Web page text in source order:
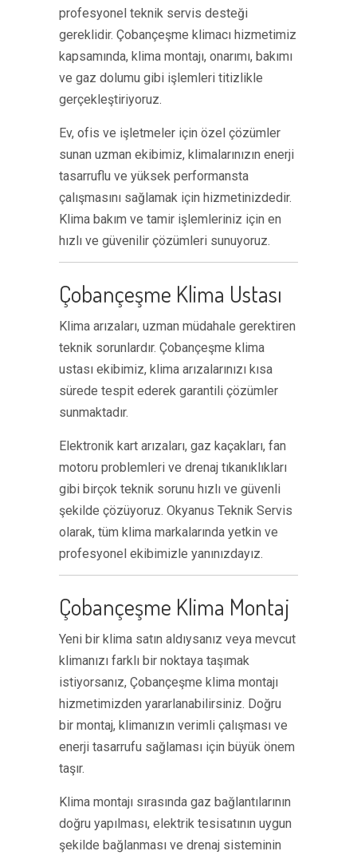
profesyonel teknik servis desteği
gereklidir. Çobançeşme klimacı hizmetimiz
kapsamında, klima montajı, onarımı, bakımı
ve gaz dolumu gibi işlemleri titizlikle
gerçekleştiriyoruz.
Ev, ofis ve işletmeler için özel çözümler
sunan uzman ekibimiz, klimalarınızın enerji
tasarruflu ve yüksek performansta
çalışmasını sağlamak için hizmetinizdedir.
Klima bakım ve tamir işlemleriniz için en
hızlı ve güvenilir çözümleri sunuyoruz.
Çobançeşme Klima Ustası
Klima arızaları, uzman müdahale gerektiren
teknik sorunlardır. Çobançeşme klima
ustası ekibimiz, klima arızalarınızı kısa
sürede tespit ederek garantili çözümler
sunmaktadır.
Elektronik kart arızaları, gaz kaçakları, fan
motoru problemleri ve drenaj tıkanıklıkları
gibi birçok teknik sorunu hızlı ve güvenli
şekilde çözüyoruz. Okyanus Teknik Servis
olarak, tüm klima markalarında yetkin ve
profesyonel ekibimizle yanınızdayız.
Çobançeşme Klima Montaj
Yeni bir klima satın aldıysanız veya mevcut
klimanızı farklı bir noktaya taşımak
istiyorsanız, Çobançeşme klima montajı
hizmetimizden yararlanabilirsiniz. Doğru
bir montaj, klimanızın verimli çalışması ve
enerji tasarrufu sağlaması için büyük önem
taşır.
Klima montajı sırasında gaz bağlantılarının
doğru yapılması, elektrik tesisatının uygun
şekilde bağlanması ve drenaj sisteminin